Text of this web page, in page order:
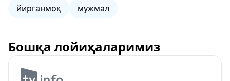
йирганмоқ
мужмал
Бошқа лойиҳаларимиз